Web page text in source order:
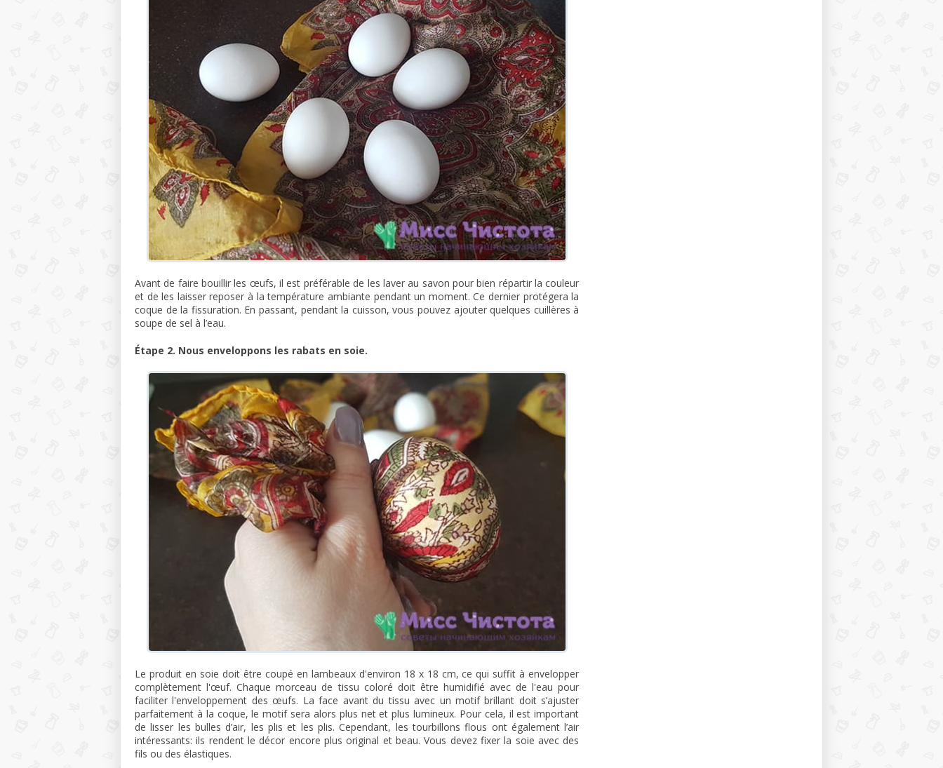
Avant de faire bouillir les œufs, il est préférable de les laver au savon pour bien répartir la couleur
et de les laisser reposer à la température ambiante pendant un moment. Ce dernier protégera la
coque de la fissuration. En passant, pendant la cuisson, vous pouvez ajouter quelques cuillères à
soupe de sel à l’eau.
Étape 2. Nous enveloppons les rabats en soie.
Le produit en soie doit être coupé en lambeaux d'environ 18 x 18 cm, ce qui suffit à envelopper
complètement l'œuf. Chaque morceau de tissu coloré doit être humidifié avec de l'eau pour
faciliter l'enveloppement des œufs. La face avant du tissu avec un motif brillant doit s’ajuster
parfaitement à la coque, le motif sera alors plus net et plus lumineux. Pour cela, il est important
de lisser les bulles d’air, les plis et les plis. Cependant, les tourbillons flous ont également l’air
intéressants: ils rendent le décor encore plus original et beau. Vous devez fixer la soie avec des
fils ou des élastiques.